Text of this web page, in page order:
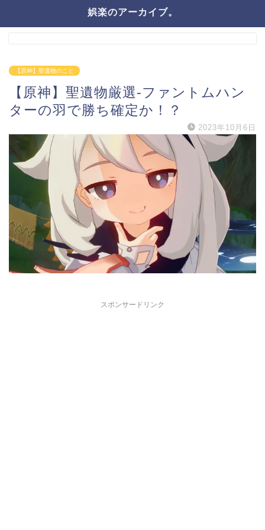
娯楽のアーカイブ。
【原神】聖遺物のこと
【原神】聖遺物厳選-ファントムハン
ターの羽で勝ち確定か！？
2023年10月6日
スポンサードリンク